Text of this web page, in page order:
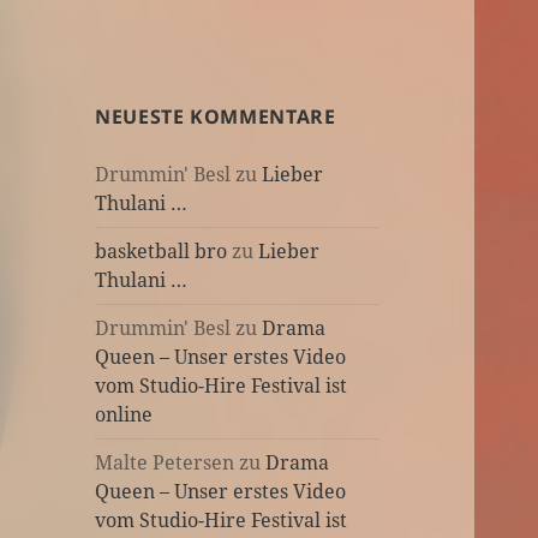
NEUESTE KOMMENTARE
Drummin' BeslzuLieber
Thulani …
basketball brozuLieber
Thulani …
Drummin' BeslzuDrama
Queen – Unser erstes Video
vom Studio-Hire Festival ist
online
Malte PetersenzuDrama
Queen – Unser erstes Video
vom Studio-Hire Festival ist